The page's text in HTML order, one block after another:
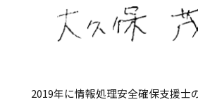
2019年に情報処理安全確保支援士